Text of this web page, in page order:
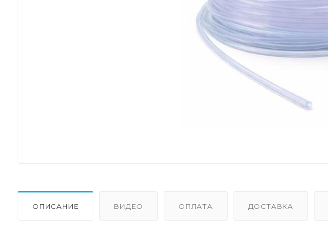
ОПИСАНИЕ ВИДЕО ОПЛАТА ДОСТАВКА